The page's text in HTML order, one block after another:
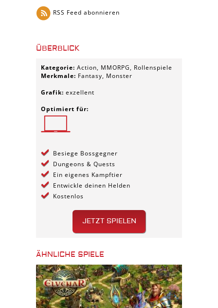
RSS Feed abonnieren
ÜBERBLICK
Kategorie: Action, MMORPG, Rollenspiele
Merkmale: Fantasy, Monster
Grafik: exzellent
Optimiert für:
Besiege Bossgegner
Dungeons & Quests
Ein eigenes Kampftier
Entwickle deinen Helden
Kostenlos
JETZT SPIELEN
ÄHNLICHE SPIELE